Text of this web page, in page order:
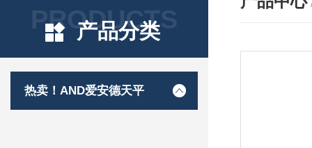
PRODUCTS
产品分类
热卖！AND爱安德天平